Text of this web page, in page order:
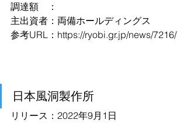
調達額　：
主出資者：両備ホールディングス
参考URL： https://ryobi.gr.jp/news/7216/
日本風洞製作所
リリース：2022年9月1日